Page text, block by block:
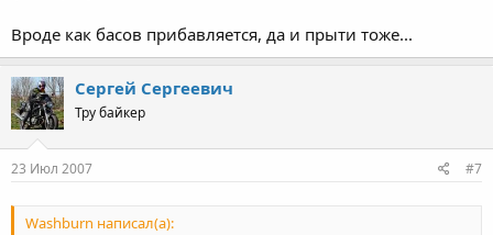
Вроде как басов прибавляется, да и прыти тоже...
Сергей Сергеевич
Тру байкер
23 Июл 2007 #7
Washburn написал(а):